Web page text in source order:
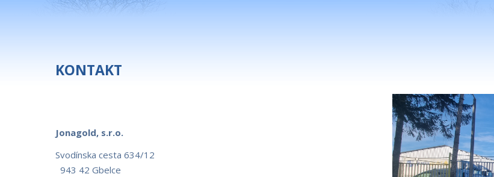
KONTAKT
Jonagold, s.r.o.
Svodínska cesta 634/12
943 42 Gbelce